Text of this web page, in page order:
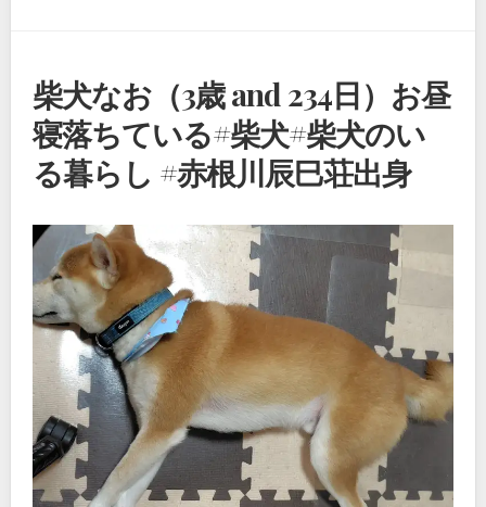
柴犬なお（3歳 and 234日）お昼
寝落ちている#柴犬#柴犬のい
る暮らし #赤根川辰巳荘出身